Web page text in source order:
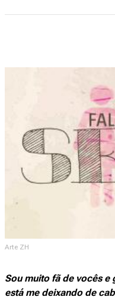
Arte ZH
Sou muito fã de vocês
está me deixando de